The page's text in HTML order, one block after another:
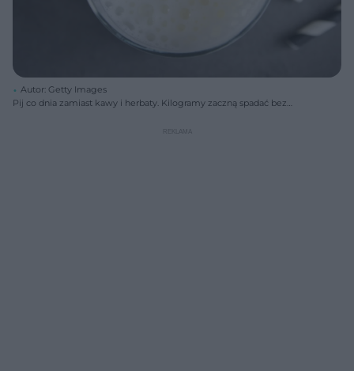
Autor: Getty Images
Pij co dnia zamiast kawy i herbaty. Kilogramy zaczną spadać bez